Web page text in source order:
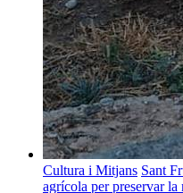
Cultura i Mitjans Sant
agrícola per preservar